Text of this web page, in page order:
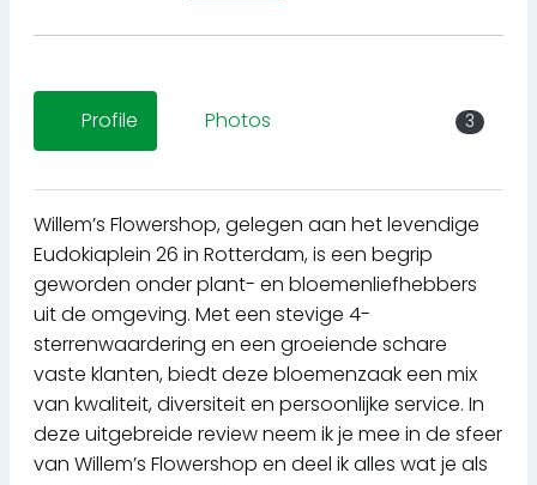
Profile Photos 3
Willem’s Flowershop, gelegen aan het levendige
Eudokiaplein 26 in Rotterdam, is een begrip
geworden onder plant- en bloemenliefhebbers
uit de omgeving. Met een stevige 4-
sterrenwaardering en een groeiende schare
vaste klanten, biedt deze bloemenzaak een mix
van kwaliteit, diversiteit en persoonlijke service. In
deze uitgebreide review neem ik je mee in de sfeer
van Willem’s Flowershop en deel ik alles wat je als